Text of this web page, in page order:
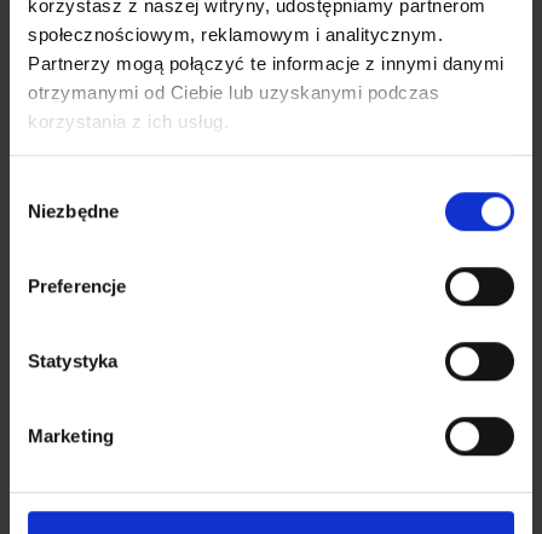
korzystasz z naszej witryny, udostępniamy partnerom
społecznościowym, reklamowym i analitycznym.
Partnerzy mogą połączyć te informacje z innymi danymi
otrzymanymi od Ciebie lub uzyskanymi podczas
korzystania z ich usług.
zgody
Niezbędne
Preferencje
Statystyka
Marketing